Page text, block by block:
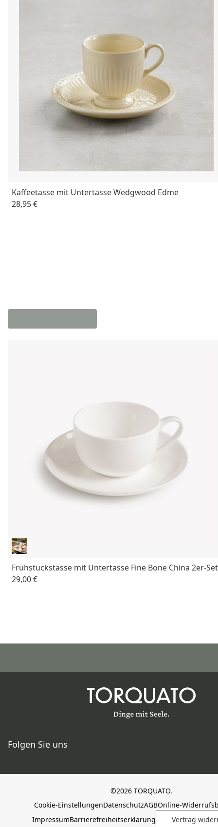
Kaffeetasse mit Untertasse Wedgwood Edme
28,95 €
Frühstückstasse mit Untertasse Fine Bone China 2er-Set
29,00 €
Folgen Sie uns
©2026 TORQUATO.
Cookie-EinstellungenDatenschutzAGBOnline-
ImpressumBarrierefreiheitserklärung Vertrag